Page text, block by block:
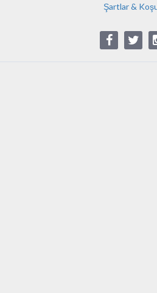
Şartlar &